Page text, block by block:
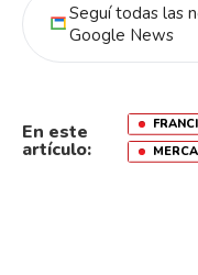
Seguí todas las
Google News
En este
artículo: